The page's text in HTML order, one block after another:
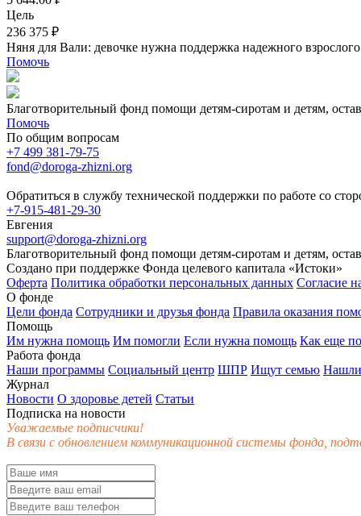
Цель
236 375 ₽
Няня для Вали: девочке нужна поддержка надежного взрослого
Помочь
Благотворительный фонд помощи детям-сиротам и детям,
Помочь
По общим вопросам
+7 499 381-79-75
fond@doroga-zhizni.org
Обратиться в службу технической поддержки по работе со
+7-915-481-29-30
Евгения
support@doroga-zhizni.org
Благотворительный фонд помощи детям-сиротам и детям,
Создано при поддержке Фонда целевого капитала «Истоки»
Оферта Политика обработки персональных данных Согласие
О фонде
Цели фонда Сотрудники и друзья фонда Правила оказания
Помощь
Им нужна помощь Им помогли Если нужна помощь Как еще
Работа фонда
Наши программы Социальный центр ШПР Ищут семью
Журнал
Новости О здоровье детей Статьи
Подписка на новости
Уважаемые подписчики!
В связи с обновлением коммуникационной системы фонда,